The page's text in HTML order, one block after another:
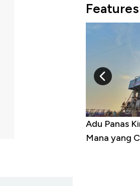
Features
Adu Panas
Mana yang